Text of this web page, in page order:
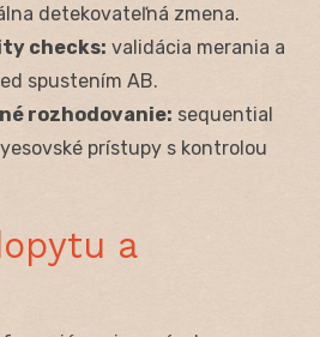
detekovateľná zmena.
checks: validácia merania a
spustením AB.
rozhodovanie: sequential
prístupy s kontrolou
a